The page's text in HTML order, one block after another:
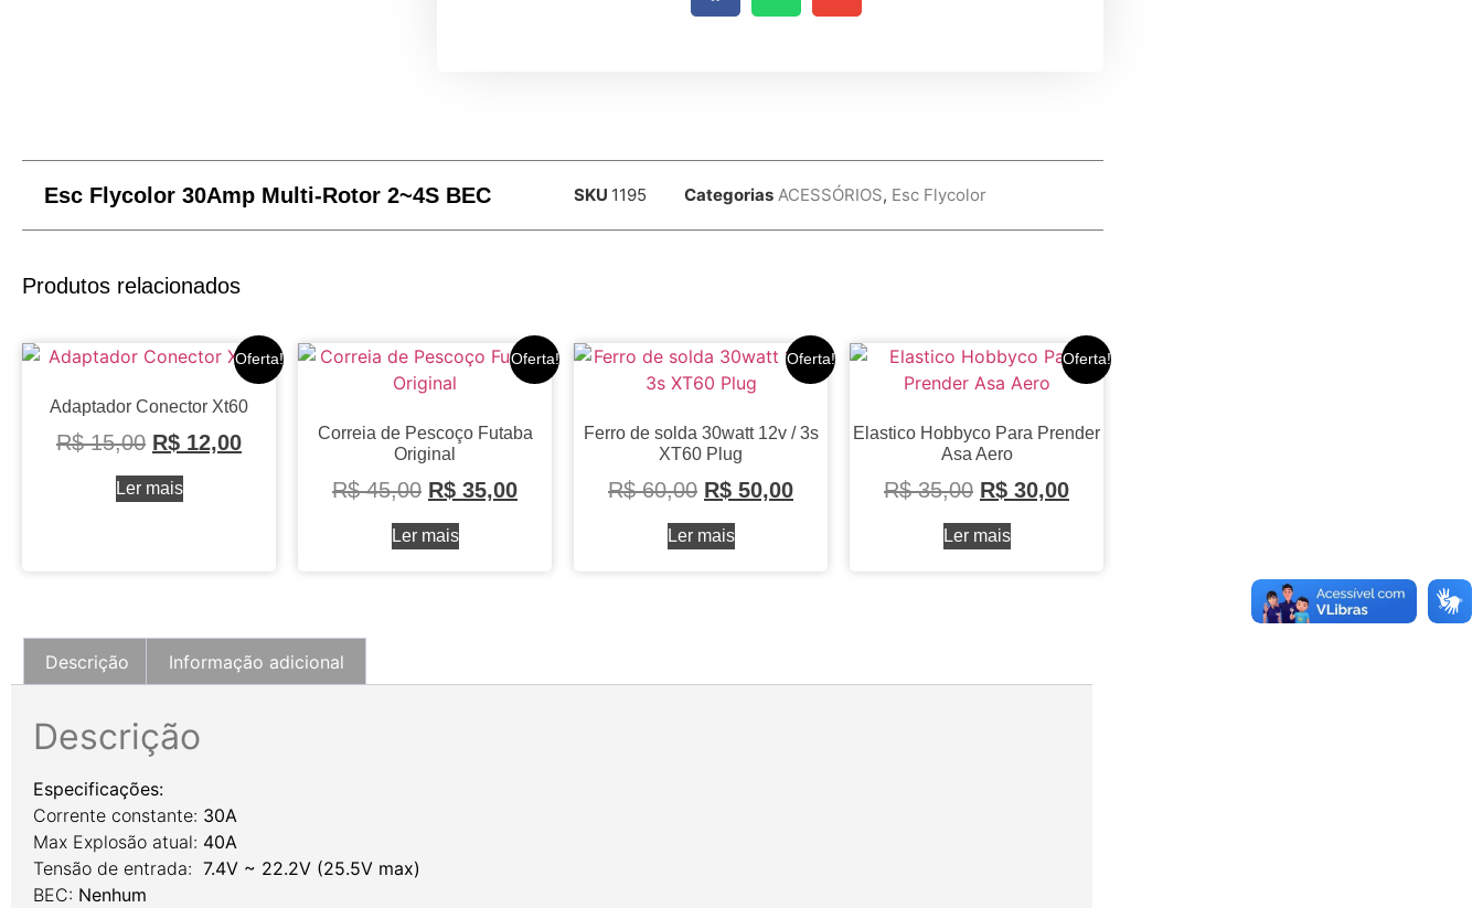
Esc Flycolor 30Amp Multi-Rotor 2~4S BEC SKU 1195 Categorias ACESSÓRIOS, Esc Flycolor
Produtos relacionados
Oferta!
Adaptador Conector Xt60
R$15,00 R$ 12,00
Ler mais
Oferta!
Correia de Pescoço Futaba
Original
R$45,00 R$ 35,00
Ler mais
Oferta!
Ferro de solda 30watt 12v / 3s
XT60 Plug
R$60,00 R$ 50,00
Ler mais
Oferta!
Elastico Hobbyco Para Prender
Asa Aero
R$35,00 R$ 30,00
Ler mais
Descrição Informação adicional
Descrição
Especificações:
Corrente constante: 30A
Max Explosão atual: 40A
Tensão de entrada: 7.4V ~ 22.2V (25.5V max)
BEC: Nenhum